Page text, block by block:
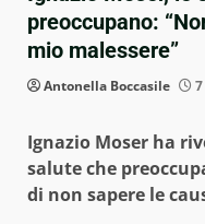
preoccupano:
mio malessere”
Antonella Boccasile
Ignazio Moser ha
salute che
di non sapere le